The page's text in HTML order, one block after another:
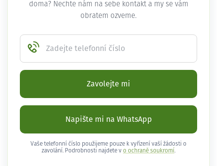
doma? Nechte nám na sebe kontakt a my se vám
obratem ozveme.
Zadejte telefonní číslo
Zavolejte mi
Napište mi na WhatsApp
Vaše telefonní číslo použijeme pouze k vyřízení vaší žádosti o
zavolání. Podrobnosti najdete v o ochraně soukromí .